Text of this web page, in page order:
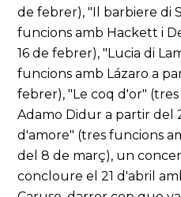
de febrer), "Il barbiere di
funcions amb Hackett i
16 de febrer), "Lucia di
funcions amb Lázaro a
febrer), "Le coq d'or"
Adamo Didur a partir del
d'amore" (tres funcions
del 8 de març), un
concloure el 21 d'abril